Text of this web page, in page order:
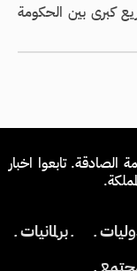
جديدة وتطوير 3 مشاريع كبرى بين الحكومة
الصادقة. تابعوا اخبار
ـ
ـ برلمانيات ـ